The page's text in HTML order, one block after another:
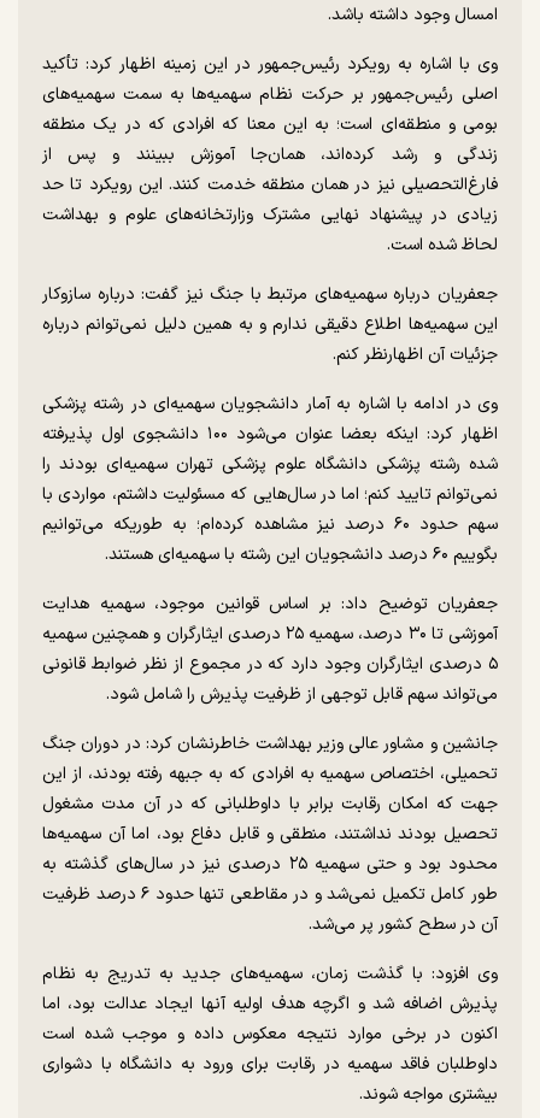
امسال وجود داشته باشد.
وی با اشاره به رویکرد رئیس‌جمهور در این زمینه اظهار کرد: تأکید
اصلی رئیس‌جمهور بر حرکت نظام سهمیه‌ها به سمت سهمیه‌های
بومی و منطقه‌ای است؛ به این معنا که افرادی که در یک منطقه
زندگی و رشد کرده‌اند، همان‌جا آموزش ببینند و پس از
فارغ‌التحصیلی نیز در همان منطقه خدمت کنند. این رویکرد تا حد
زیادی در پیشنهاد نهایی مشترک وزارتخانه‌های علوم و بهداشت
لحاظ شده است.
جعفریان درباره سهمیه‌های مرتبط با جنگ نیز گفت: درباره سازوکار
این سهمیه‌ها اطلاع دقیقی ندارم و به همین دلیل نمی‌توانم درباره
جزئیات آن اظهارنظر کنم.
وی در ادامه با اشاره به آمار دانشجویان سهمیه‌ای در رشته پزشکی
اظهار کرد: اینکه بعضا عنوان می‌شود ۱۰۰ دانشجوی اول پذیرفته
شده رشته پزشکی دانشگاه علوم پزشکی تهران سهمیه‌ای بودند را
نمی‌توانم تایید کنم؛ اما در سال‌هایی که مسئولیت داشتم، مواردی با
سهم حدود ۶۰ درصد نیز مشاهده کرده‌ام؛ به طوریکه می‌توانیم
بگوییم ۶۰ درصد دانشجویان این رشته با سهمیه‌ای هستند.
جعفریان توضیح داد: بر اساس قوانین موجود، سهمیه هدایت
آموزشی تا ۳۰ درصد، سهمیه ۲۵ درصدی ایثارگران و همچنین سهمیه
۵ درصدی ایثارگران وجود دارد که در مجموع از نظر ضوابط قانونی
می‌تواند سهم قابل توجهی از ظرفیت پذیرش را شامل شود.
جانشین و مشاور عالی وزیر بهداشت خاطرنشان کرد: در دوران جنگ
تحمیلی، اختصاص سهمیه به افرادی که به جبهه رفته بودند، از این
جهت که امکان رقابت برابر با داوطلبانی که در آن مدت مشغول
تحصیل بودند نداشتند، منطقی و قابل دفاع بود، اما آن سهمیه‌ها
محدود بود و حتی سهمیه ۲۵ درصدی نیز در سال‌های گذشته به
طور کامل تکمیل نمی‌شد و در مقاطعی تنها حدود ۶ درصد ظرفیت
آن در سطح کشور پر می‌شد.
وی افزود: با گذشت زمان، سهمیه‌های جدید به تدریج به نظام
پذیرش اضافه شد و اگرچه هدف اولیه آنها ایجاد عدالت بود، اما
اکنون در برخی موارد نتیجه معکوس داده و موجب شده است
داوطلبان فاقد سهمیه در رقابت برای ورود به دانشگاه با دشواری
بیشتری مواجه شوند.